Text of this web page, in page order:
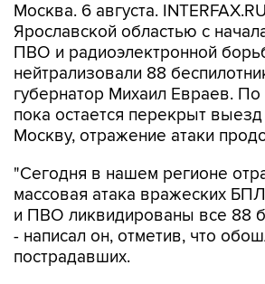
Москва. 6 августа.
Ярославской областью с
ПВО и радиоэлектронной
нейтрализовали 88
губернатор Михаил Евраев. По
пока остается перекрыт
Москву, отражение атаки
"Сегодня в нашем регионе
массовая атака вражеских
и ПВО ликвидированы все 88
- написал он, отметив, что
пострадавших.